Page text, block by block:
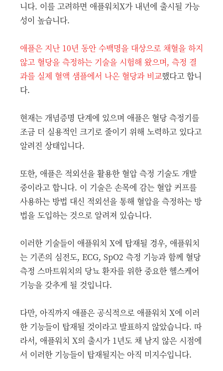
니다. 이를 고려하면 애플워치X가 내년에 출시될 가능
성이 높습니다.
애플은 지난 10년 동안 수백명을 대상으로 채혈을 하지
않고 혈당을 측정하는 기술을 시험해 왔으며, 측정 결
과를 실제 혈액 샘플에서 나온 혈당과 비교했다고 합니
다.
현재는 개념증명 단계에 있으며 애플은 혈당 측정기를
조금 더 실용적인 크기로 줄이기 위해 노력하고 있다고
알려진 상태입니다.
또한, 애플은 적외선을 활용한 혈압 측정 기술도 개발
중이라고 합니다. 이 기술은 손목에 감는 혈압 커프를
사용하는 방법 대신 적외선을 통해 혈압을 측정하는 방
법을 도입하는 것으로 알려져 있습니다.
이러한 기술들이 애플워치 X에 탑재될 경우, 애플워치
는 기존의 심전도, ECG, SpO2 측정 기능과 함께 혈당
측정 스마트워치의 당뇨 환자를 위한 중요한 헬스케어
기능을 갖추게 될 것입니다.
다만, 아직까지 애플은 공식적으로 애플워치 X에 이러
한 기능들이 탑재될 것이라고 발표하지 않았습니다. 따
라서, 애플워치 X의 출시가 1년도 채 남지 않은 시점에
서 이러한 기능들이 탑재될지는 아직 미지수입니다.